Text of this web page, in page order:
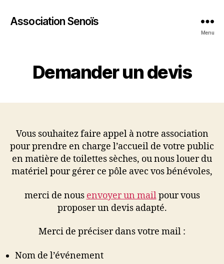
Association Senoïs
Menu
Demander un devis
Vous souhaitez faire appel à notre association
pour prendre en charge l’accueil de votre public
en matière de toilettes sèches, ou nous louer du
matériel pour gérer ce pôle avec vos bénévoles,
merci de nous envoyer un mailpour vous
proposer un devis adapté.
Merci de préciser dans votre mail :
Nom de l’événement